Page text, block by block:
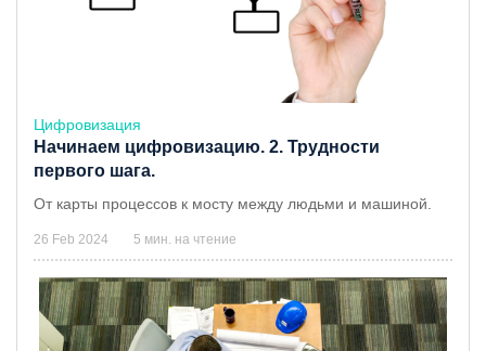
Цифровизация
Начинаем цифровизацию. 2. Трудности
первого шага.
От карты процессов к мосту между людьми и машиной.
26 Feb 2024 5 мин. на чтение